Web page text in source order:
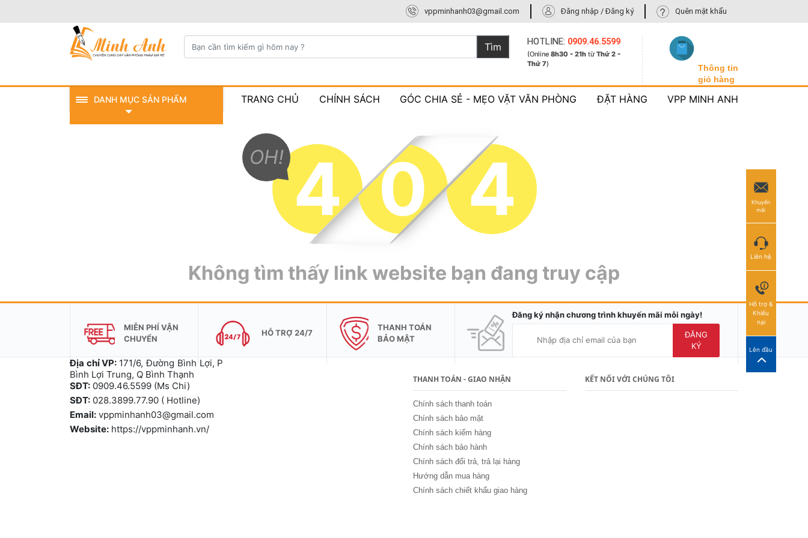
Quên mật khẩu
Đăng nhập / Đăng ký
vppminhanh03@gmail.com
Tìm HOTLINE: 0909.46.5599
(Online8h30 - 21h từThứ 2 -
Thứ 7)
Thông tin
giỏ hàng
DANH MỤC SẢN PHẨM TRANG CHỦ CHÍNH SÁCH GÓC CHIA SẺ - MẸO VẶT VĂN PHÒNG ĐẶT HÀNG VPP MINH ANH
4 0 4
OH!
Không tìm thấy link website bạn đang truy cập
MIỄN PHÍ VẬN
CHUYỂN
HỖ TRỢ 24/7
THANH TOÁN
BẢO MẬT
Đăng ký nhận chương trình khuyến mãi mỗi ngày!
ĐĂNG
KÝ
Địa chỉ VP: 171/6, Đường Bình Lợi, P
Bình Lợi Trung, Q Bình Thạnh
SĐT:0909.46.5599 (Ms Chi)
SĐT:028.3899.77.90 ( Hotline)
Email:vppminhanh03@gmail.com
Website:https://vppminhanh.vn/
THANH TOÁN - GIAO NHẬN
Chính sách thanh toán
Chính sách bảo mật
Chính sách kiểm hàng
Chính sách bảo hành
Chính sách đổi trả, trả lại hàng
Hướng dẫn mua hàng
Chính sách chiết khấu giao hàng
KẾT NỐI VỚI CHÚNG TÔI
Khuyến
mãi
Liên hệ
Hỗ trợ &
Khiếu
nại
Lên đầu